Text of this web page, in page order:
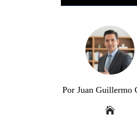
Por Juan Guillermo